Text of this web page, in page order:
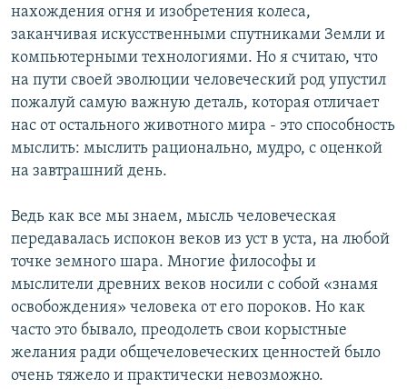
нахождения огня и изобретения колеса,
заканчивая искусственными спутниками Земли и
компьютерными технологиями. Но я считаю, что
на пути своей эволюции человеческий род упустил
пожалуй самую важную деталь, которая отличает
нас от остального животного мира - это способность
мыслить: мыслить рационально, мудро, с оценкой
на завтрашний день.
Ведь как все мы знаем, мысль человеческая
передавалась испокон веков из уст в уста, на любой
точке земного шара. Многие философы и
мыслители древних веков носили с собой «знамя
освобождения» человека от его пороков. Но как
часто это бывало, преодолеть свои корыстные
желания ради общечеловеческих ценностей было
очень тяжело и практически невозможно.